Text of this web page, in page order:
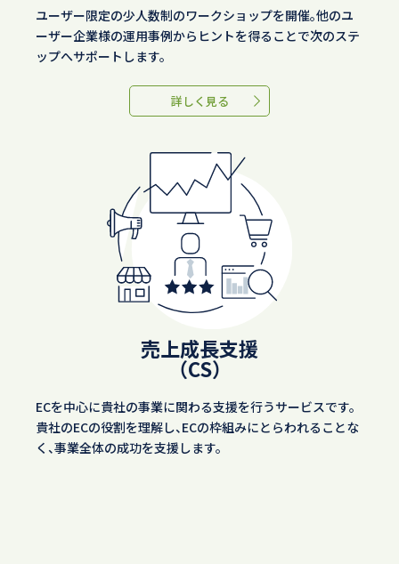
ユーザー限定の少人数制のワークショップを開催。他のユ
ーザー企業様の運用事例からヒントを得ることで次のステ
ップへサポートします。
詳しく見る
売上成長支援
（CS）
ECを中心に貴社の事業に関わる支援を行うサービスです。
貴社のECの役割を理解し、ECの枠組みにとらわれることな
く、事業全体の成功を支援します。